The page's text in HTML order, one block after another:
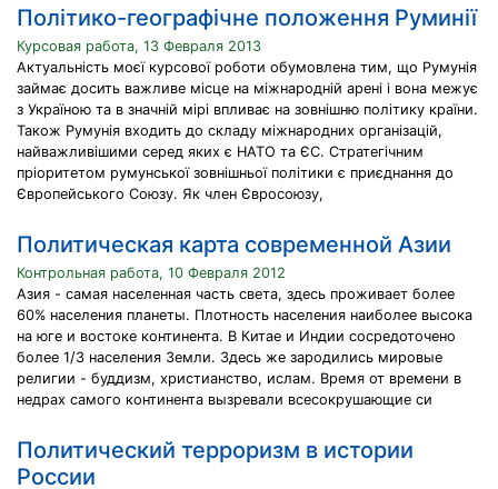
Політико-географічне положення Руминії
Курсовая работа, 13 Февраля 2013
Актуальність моєї курсової роботи обумовлена тим, що Румунія
займає досить важливе місце на міжнародній арені і вона межує
з Україною та в значній мірі впливає на зовнішню політику країни.
Також Румунія входить до складу міжнародних організацій,
найважливішими серед яких є НАТО та ЄС. Стратегічним
пріоритетом румунської зовнішньої політики є приєднання до
Європейського Союзу. Як член Євросоюзу,
Политическая карта современной Азии
Контрольная работа, 10 Февраля 2012
Азия - самая населенная часть света, здесь проживает более
60% населения планеты. Плотность населения наиболее высока
на юге и востоке континента. В Китае и Индии сосредоточено
более 1/3 населения Земли. Здесь же зародились мировые
религии - буддизм, христианство, ислам. Время от времени в
недрах самого континента вызревали всесокрушающие си
Политический терроризм в истории
России